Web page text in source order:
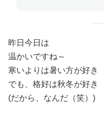
昨日今日は
温かいですね～
寒いよりは暑い方が好き
でも、格好は秋冬が好き
(だから、なんだ（笑）)